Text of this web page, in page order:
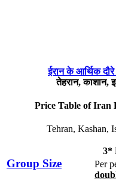
ईरान के आर्थिक
तेहरान, काशान,
Price Table of Iran
Tehran, Kashan,
Group Size
3*
Per